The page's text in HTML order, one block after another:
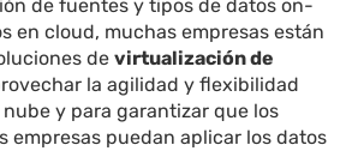
de fuentes y tipos de datos on-
​​en cloud, muchas empresas están
devirtualización de
la agilidad y flexibilidad
y para garantizar que los
empresas puedan aplicar los datos